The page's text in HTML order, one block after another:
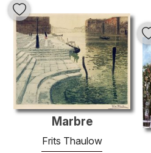
Marbre
Frits Thaulow